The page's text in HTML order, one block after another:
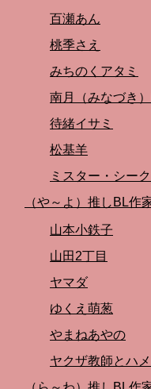
百瀬あん
桃季さえ
みちのくアタミ
南月（みなづき）
待緒イサミ
松基羊
ミスター・シー
（や～よ）推しBL作
山本小鉄子
山田2丁目
ヤマダ
ゆくえ萌葱
やまねあやの
ヤクザ教師とハ